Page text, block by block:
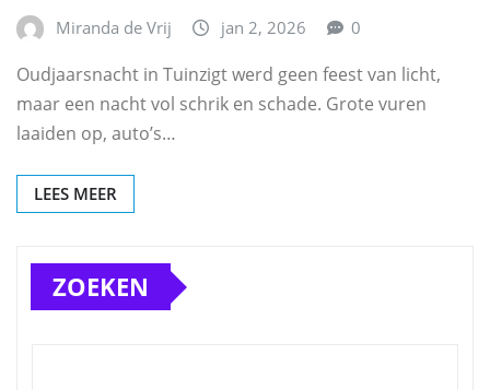
Miranda de Vrij jan 2, 2026 0
Oudjaarsnacht in Tuinzigt werd geen feest van licht,
maar een nacht vol schrik en schade. Grote vuren
laaiden op, auto’s…
LEES MEER
ZOEKEN